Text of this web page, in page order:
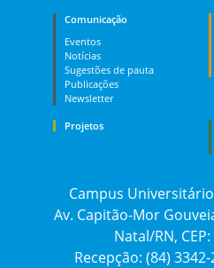
Comunicação
Eventos
Notícias
Sugestões de pauta
Publicações
Newsletter
Projetos
Campus
Av. Capitão-Mor
Natal/RN,
Recepção: (84)